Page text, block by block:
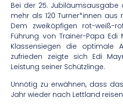
Bei der 25. Jubiläumsausgabe
mehr als 120 Turner*innen aus
Dem zweiköpfigen rot-weiß-
Führung von Trainer-Papa
Klassensiegen die optimale
zufrieden zeigte sich Edi
Leistung seiner Schützlinge.
Unnötig zu erwähnen, dass
Jahr wieder nach Lettland